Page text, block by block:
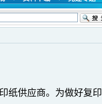
纸供应商。为做好复印